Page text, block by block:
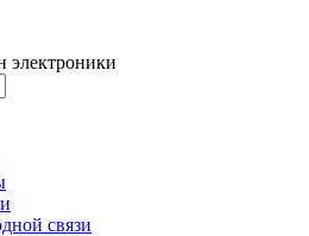
электроники
связи